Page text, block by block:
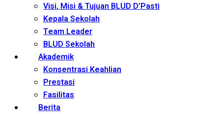
Visi, Misi & Tujuan BLUD D’Pasti
Kepala Sekolah
Team Leader
BLUD Sekolah
Akademik
Konsentrasi Keahlian
Prestasi
Fasilitas
Berita